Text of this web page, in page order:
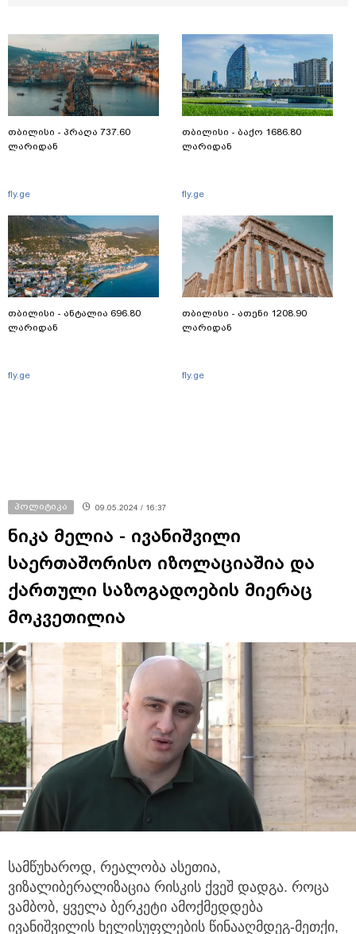
თბილისი - პრაღა 737.60
ლარიდან
fly.ge
თბილისი - ანტალია 696.80
ლარიდან
fly.ge
თბილისი - ბაქო 1686.80
ლარიდან
fly.ge
თბილისი - ათენი 1208.90
ლარიდან
fly.ge
პოლიტიკა 09.05.2024 / 16:37
ნიკა მელია - ივანიშვილი
საერთაშორისო იზოლაციაშია და
ქართული საზოგადოების მიერაც
მოკვეთილია
სამწუხაროდ, რეალობა ასეთია,
ვიზალიბერალიზაცია რისკის ქვეშ დადგა. როცა
ვამბობ, ყველა ბერკეტი ამოქმედდება
ივანიშვილის ხელისუფლების წინააღმდეგ-მეთქი,